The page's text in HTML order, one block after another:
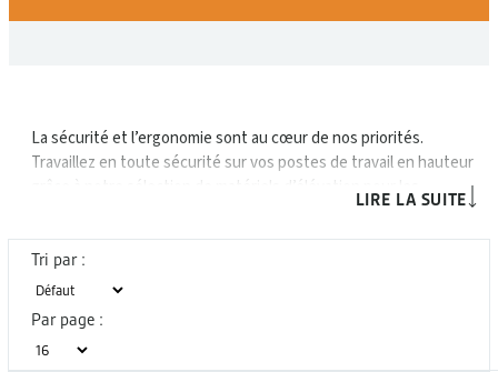
La sécurité et l’ergonomie sont au cœur de nos priorités.
Travaillez en toute sécurité sur vos postes de travail en hauteur
grâce à notre sélection de matériels d’élévation pour les
environnements industriels exigeants : nacelles ciseaux,
nacelles articulées, plateformes élévatrices, tables élévatrices,
échelles et escabeaux professionnels. Nos équipements
s’adressent aux métiers de la maintenance industrielle, de la
logistique et à tous types de secteurs même les plus exigeants
et sont conformes aux normes en vigueur pour le travail en
hauteur sécurisé.
LIRE LA SUITE
Tri par :
Par page :